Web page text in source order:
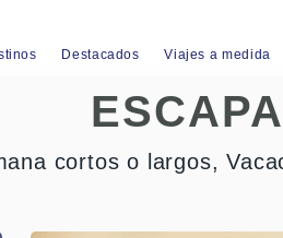
Destacados Viajes a medida
cortos o largos,